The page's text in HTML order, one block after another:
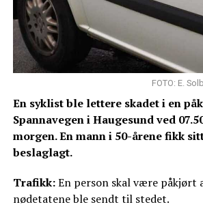
FOTO: E.
En syklist ble lettere skadet i en
Spannavegen i Haugesund ved
morgen. En mann i 50-årene fikk
beslaglagt.
Trafikk:En person skal være påkjørt
nødetatene ble sendt til stedet.